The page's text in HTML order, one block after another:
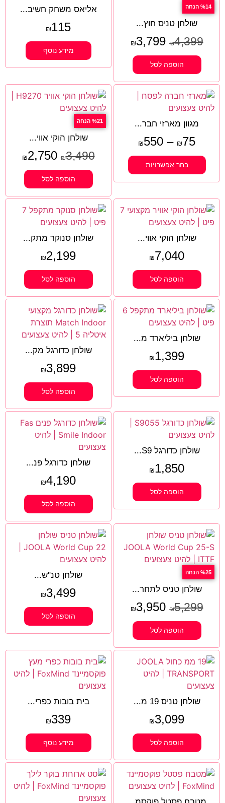
%14 הנחה
שולחן טניס חוץ...
₪4,399
₪3,799
הוספה לסל
אליאס משחק חשיב...
₪115
מידע נוסף
מגוון מארזי חבר...
₪75
–
₪550
בחר אפשרויות
%21 הנחה
שולחן הוקי אווי...
₪3,490
₪2,750
הוספה לסל
שולחן הוקי אווי...
₪7,040
הוספה לסל
שולחן סנוקר מתק...
₪2,199
הוספה לסל
שולחן ביליארד מ...
₪1,399
הוספה לסל
שולחן כדורגל מק...
₪3,899
הוספה לסל
שולחן כדורגל S9...
₪1,850
הוספה לסל
שולחן כדורגל פנ...
₪4,190
הוספה לסל
%25 הנחה
שולחן טניס לתחר...
₪5,299
₪3,950
הוספה לסל
שולחן טנ"ש...
₪3,499
הוספה לסל
שולחן טניס 19 מ...
₪3,099
הוספה לסל
בית בובות כפרי...
₪339
מידע נוסף